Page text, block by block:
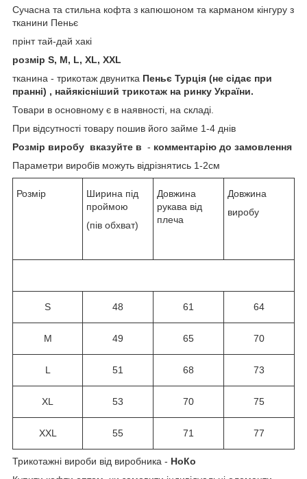
Сучасна та стильна кофта з капюшоном та карманом кінгуру з
тканини Пеньє
прінт тай-дай хакі
розмір S, M, L, XL, XXL
тканина - трикотаж двунитка Пеньє Турція (не сідає при
пранні) , найякісніший трикотаж на ринку України.
Товари в основному є в наявності, на складі.
При відсутності товару пошив його займе 1-4 днів
Розмір виробу вказуйте в - комментарію до замовлення
Параметри виробів можуть відрізнятись 1-2см
Розмір
Ширина під
проймою
(пів обхват)
Довжина
рукава від
плеча
Довжина
виробу
S 48 61 64
M 49 65 70
L 51 68 73
XL 53 70 75
XXL 55 71 77
Трикотажні вироби від виробника - НоКо